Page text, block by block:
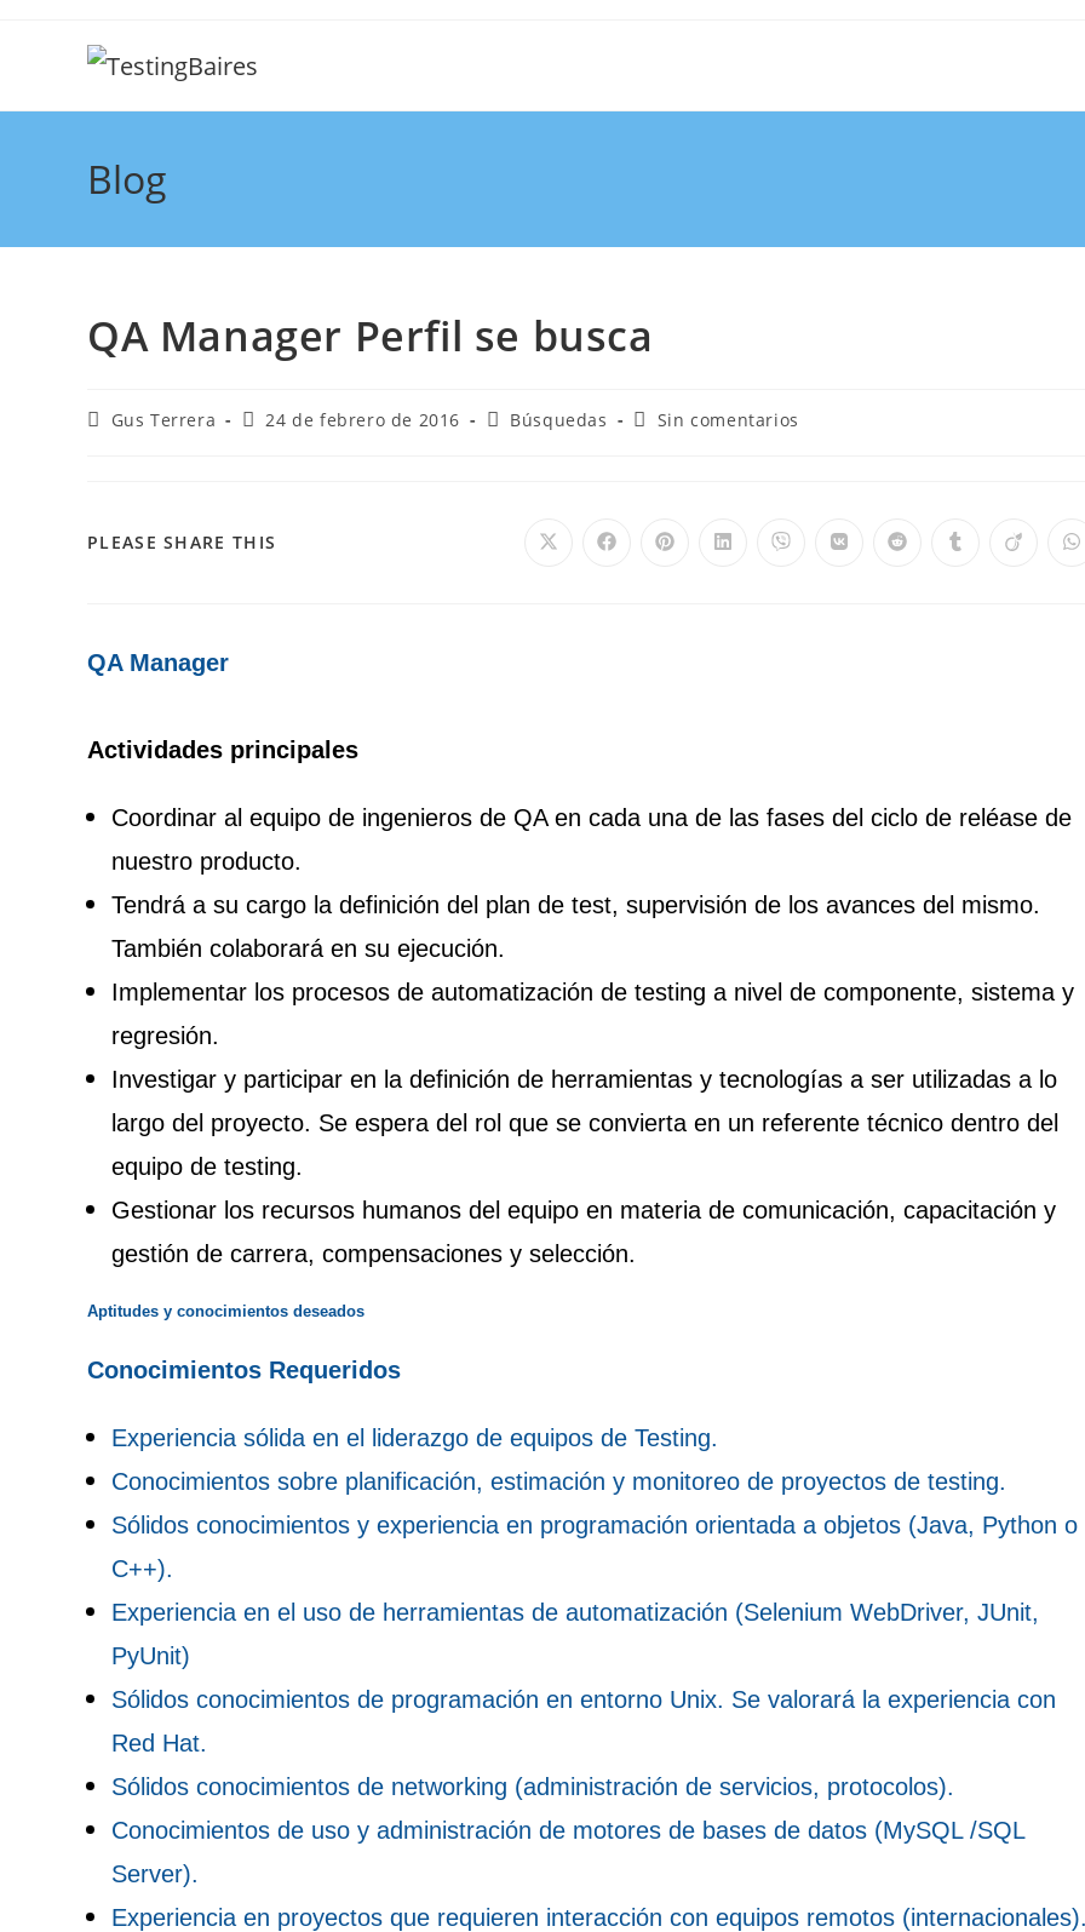
Blog
QA Manager Perfil se busca
Gus Terrera 24 de febrero de 2016 Búsquedas Sin comentarios
PLEASE SHARE THIS
QA Manager
Actividades principales
Coordinar al equipo de ingenieros de QA en cada una de las fases del ciclo de reléase de
nuestro producto.
Tendrá a su cargo la definición del plan de test, supervisión de los avances del mismo.
También colaborará en su ejecución.
Implementar los procesos de automatización de testing a nivel de componente, sistema y
regresión.
Investigar y participar en la definición de herramientas y tecnologías a ser utilizadas a lo
largo del proyecto. Se espera del rol que se convierta en un referente técnico dentro del
equipo de testing.
Gestionar los recursos humanos del equipo en materia de comunicación, capacitación y
gestión de carrera, compensaciones y selección.
Aptitudes y conocimientos deseados
Conocimientos Requeridos
Experiencia sólida en el liderazgo de equipos de Testing.
Conocimientos sobre planificación, estimación y monitoreo de proyectos de testing.
Sólidos conocimientos y experiencia en programación orientada a objetos (Java, Python o
C++).
Experiencia en el uso de herramientas de automatización (Selenium WebDriver, JUnit,
PyUnit)
Sólidos conocimientos de programación en entorno Unix. Se valorará la experiencia con
Red Hat.
Sólidos conocimientos de networking (administración de servicios, protocolos).
Conocimientos de uso y administración de motores de bases de datos (MySQL /SQL
Server).
Experiencia en proyectos que requieren interacción con equipos remotos